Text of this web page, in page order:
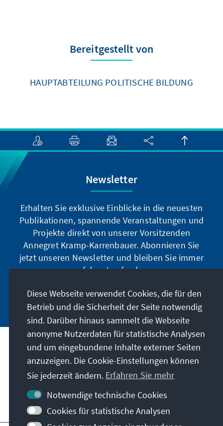
Bereitgestellt von
HAUPTABTEILUNG POLITISCHE BILDUNG
Newsletter
Erhalten Sie exklusive Einblicke in die neuesten
Publikationen, spannende Veranstaltungen und
Projekte direkt von unserer Vorsitzenden
Annegret Kramp-Karrenbauer. Abonnieren Sie
jetzt unseren Newsletter und bleiben Sie immer
auf dem Laufenden.
Jetzt abonnieren
Unser Auftrag
Kontakt
Weitere Angebote der Stiftung
Diese Webseite verwendet Cookies, die für den
Betrieb und die Sicherheit der Seite notwendig
sind. Darüber hinaus sammelt die Webseite
anonyme Nutzerdaten für statistische Analysen
und um eingebundene Inhalte externer Seiten
anzuzeigen. Die Cookie-Einstellungen können
Sie jederzeit ändern. Erfahren Sie mehr
Notwendige technische Cookies
Cookies für statistische Analysen